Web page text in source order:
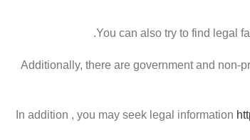
You can also try to find legal
Additionally, there are government and non-
In addition , you may seek legal information